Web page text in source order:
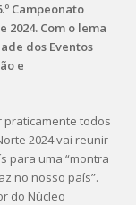
Campeonato
Com o lema
dos Eventos
e
praticamente todos
2024 vai reunir
para uma “montra
no nosso país”.
do Núcleo